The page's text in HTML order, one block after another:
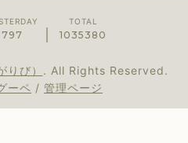
797
TOTAL
1035380
りび） . All Rights Reserved.
ーペ / 管理ページ